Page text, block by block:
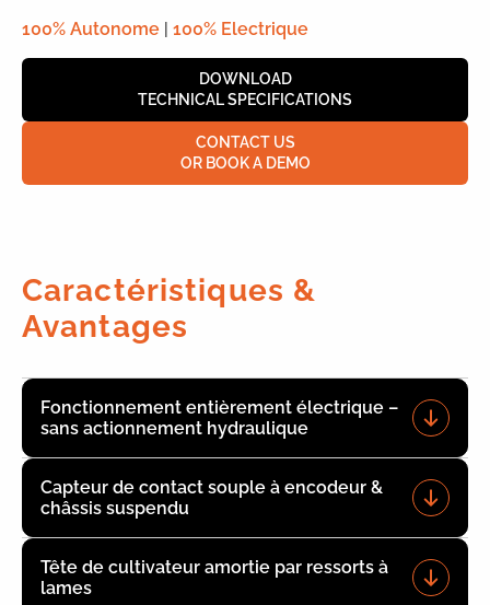
100% Autonome | 100% Electrique
DOWNLOAD
TECHNICAL SPECIFICATIONS
CONTACT US
OR BOOK A DEMO
Caractéristiques &
Avantages
Fonctionnement entièrement électrique –
sans actionnement hydraulique
Capteur de contact souple à encodeur &
châssis suspendu
Tête de cultivateur amortie par ressorts à
lames